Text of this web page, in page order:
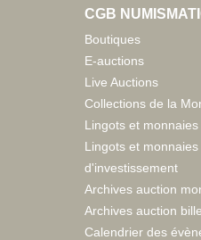
CGB
Boutiques
E-auctions
Live Auctions
Collections de la
Lingots et
Lingots et
d'investissement
Archives auction
Archives auction
Calendrier des